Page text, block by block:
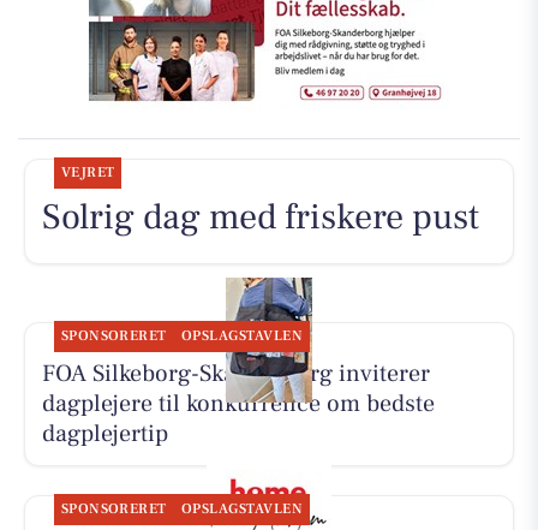
VEJRET
Solrig dag med friskere pust
SPONSORERET OPSLAGSTAVLEN
FOA Silkeborg-Skanderborg inviterer
dagplejere til konkurrence om bedste
dagplejertip
SPONSORERET OPSLAGSTAVLEN